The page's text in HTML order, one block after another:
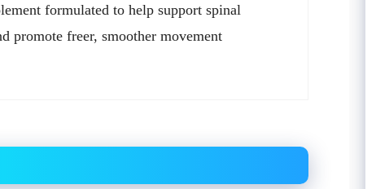
formulated to help support spinal
promote freer, smoother movement